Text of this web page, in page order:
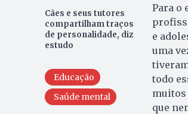
Cães e seus tutores
compartilham traços
de personalidade, diz
estudo
Educação
Saúde mental
Para o
e
uma
todo
muitos
que